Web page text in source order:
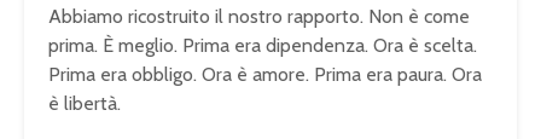
Abbiamo ricostruito il nostro rapporto. Non è come
prima. È meglio. Prima era dipendenza. Ora è scelta.
Prima era obbligo. Ora è amore. Prima era paura. Ora
è libertà.